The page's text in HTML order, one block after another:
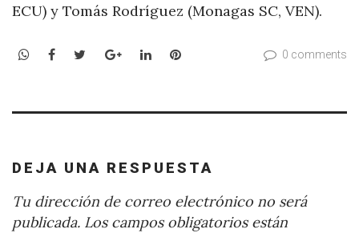
ECU) y Tomás Rodríguez (Monagas SC, VEN).
WhatsApp
Facebook
TwitterGoogle+LinkedInPinterest 0 comments
DEJA UNA RESPUESTA
Tu dirección de correo electrónico no será
publicada. Los campos obligatorios están